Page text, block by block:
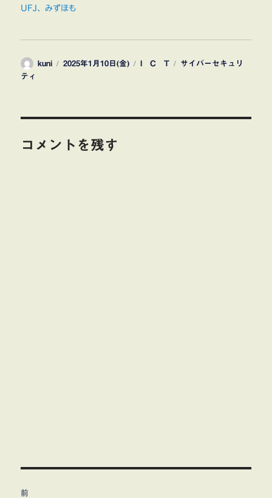
UFJ、みずほも
投
kuni
投
2025年1月10日(金)
カI C T
タ
サイバーセキュリ
ティ
コメントを残す
前